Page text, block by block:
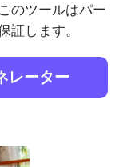
のツールはパー
証します。
レーター